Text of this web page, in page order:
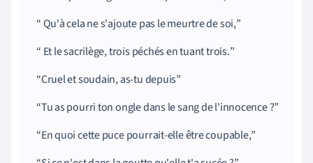
Qu'à cela ne s'ajoute pas le meurtre de soi,
Et le sacrilège, trois péchés en tuant trois.
Cruel et soudain, as-tu depuis
Tu as pourri ton ongle dans le sang de l'innocence ?
En quoi cette puce pourrait-elle être coupable,